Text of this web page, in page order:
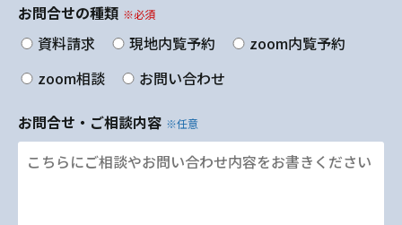
お問合せの種類 ※必須
資料請求 現地内覧予約
zoom内覧予約
zoom相談
お問い合わせ
お問合せ・ご相談内容 ※任意